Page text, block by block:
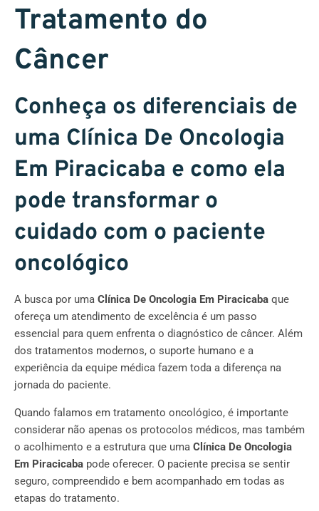
Tratamento do
Câncer
Conheça os diferenciais de
uma Clínica De Oncologia
Em Piracicaba e como ela
pode transformar o
cuidado com o paciente
oncológico
A busca por uma Clínica De Oncologia Em Piracicaba que
ofereça um atendimento de excelência é um passo
essencial para quem enfrenta o diagnóstico de câncer. Além
dos tratamentos modernos, o suporte humano e a
experiência da equipe médica fazem toda a diferença na
jornada do paciente.
Quando falamos em tratamento oncológico, é importante
considerar não apenas os protocolos médicos, mas também
o acolhimento e a estrutura que uma Clínica De Oncologia
Em Piracicaba pode oferecer. O paciente precisa se sentir
seguro, compreendido e bem acompanhado em todas as
etapas do tratamento.